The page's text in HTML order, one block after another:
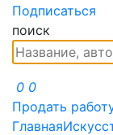
Подписаться
поиск
0 0
Продать
Главная